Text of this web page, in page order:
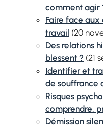
comment agir
Faire face
travail (20
Des relations
blessent ? (21
Identifier et
de souffrance
Risques
comprendre,
Démission